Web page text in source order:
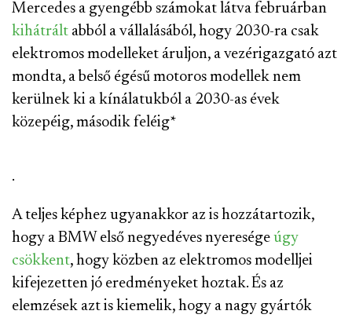
Mercedes a gyengébb számokat látva februárban
kihátrált abból a vállalásából, hogy 2030-ra csak
elektromos modelleket áruljon, a vezérigazgató azt
mondta, a belső égésű motoros modellek nem
kerülnek ki a kínálatukból a 2030-as évek
közepéig, második feléig*
.
A teljes képhez ugyanakkor az is hozzátartozik,
hogy a BMW első negyedéves nyeresége úgy
csökkent, hogy közben az elektromos modelljei
kifejezetten jó eredményeket hoztak. És az
elemzések azt is kiemelik, hogy a nagy gyártók